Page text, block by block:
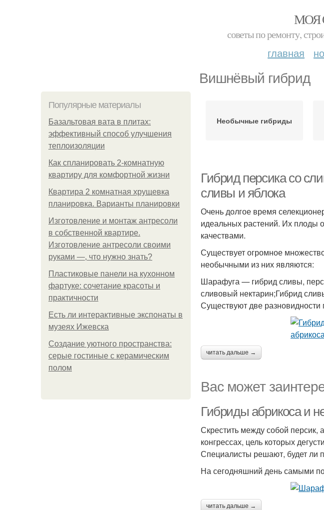
МОЯ
советы по ремонту,
главная
Вишнёвый гибрид
Популярные материалы
Базальтовая вата в плитах:
эффективный способ улучшения
теплоизоляции
Как спланировать 2-комнатную
квартиру для комфортной жизни
Квартира 2 комнатная хрущевка
планировка. Варианты планировки
Изготовление и монтаж антресоли
в собственной квартире.
Изготовление антресоли своими
руками —, что нужно знать?
Пластиковые панели на кухонном
фартуке: сочетание красоты и
практичности
Есть ли интерактивные экспонаты в
музеях Ижевска
Создание уютного пространства:
серые гостиные с керамическим
полом
Необычные гибриды
Гибрид персика со
сливы и яблока
Очень долгое время
идеальных растений. Их плоды
качествами.
Существует огромное
необычными из них являются:
Шарафуга — гибрид сливы,
сливовый нектарин;Гибрид
Существуют две разновидности
читать дальше →
Вас может
Гибриды абрикоса и
Скрестить между собой персик,
конгрессах, цель которых
Специалисты решают, будет ли
На сегодняшний день самыми
читать дальше →